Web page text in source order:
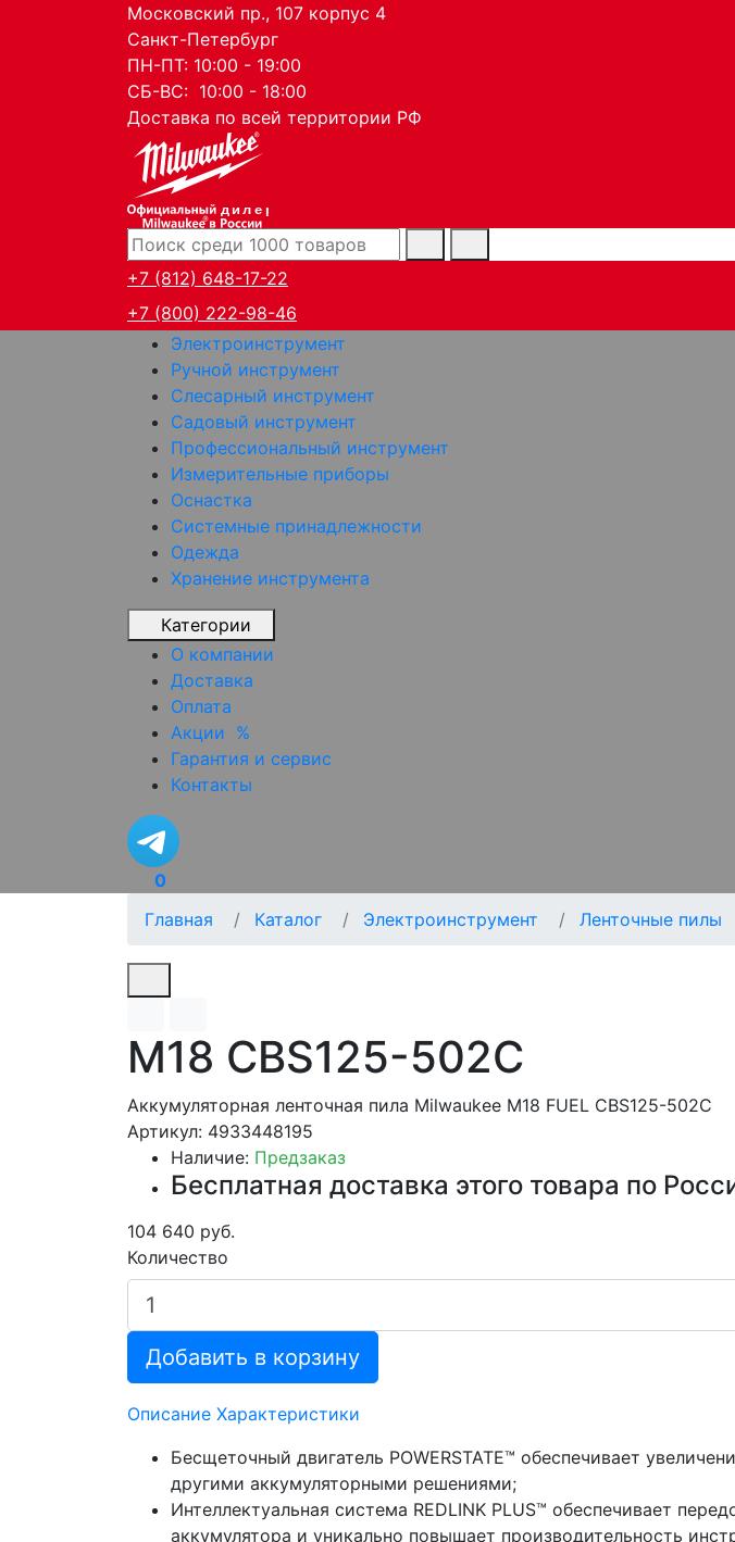
Московский пр., 107 корпус 4
Санкт-Петербург
ПН-ПТ: 10:00 - 19:00
СБ-ВС: 10:00 - 18:00
Доставка по всей территории РФ
дилер
+7 (812) 648-17-22
+7 (800) 222-98-46
Электроинструмент
Ручной инструмент
Слесарный инструмент
Садовый инструмент
Профессиональный инструмент
Измерительные приборы
Оснастка
Системные принадлежности
Одежда
Хранение инструмента
Категории
О компании
Доставка
Оплата
Акции %
Гарантия и сервис
Контакты
0
Главная
Каталог Электроинструмент Ленточные пилы
M18 CBS125-502C
Аккумуляторная ленточная пила Milwaukee M18 FUEL CBS125-502C
Артикул: 4933448195
Наличие: Предзаказ
Бесплатная доставка этого товара по
104 640 руб.
Количество
Добавить в корзину
Описание Характеристики
Бесщеточный двигатель POWERSTATE™ обеспечивает
другими аккумуляторными решениями;
Интеллектуальная система REDLINK PLUS™ обеспечивает
аккумулятора и уникально повышает производительность